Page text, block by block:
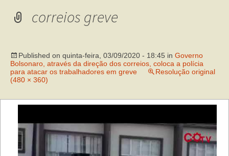
correios greve
Published on quinta-feira, 03/09/2020 - 18:45 in Governo
Bolsonaro, através da direção dos correios, coloca a polícia
para atacar os trabalhadores em greve
Resolução original
(480 × 360)